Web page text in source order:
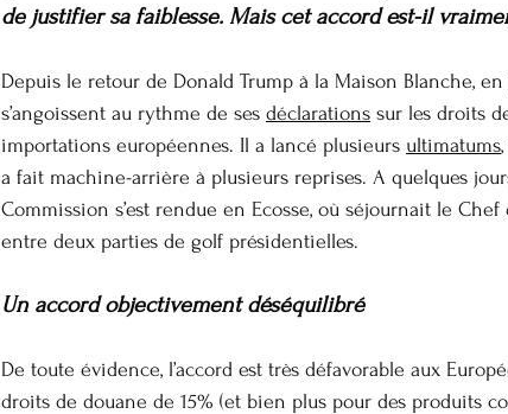
de justifier sa faiblesse. Mais cet accord est-il
Depuis le retour de Donald Trump à la Maison Blanche,
s’angoissent au rythme de ses déclarations sur les droits
importations européennes. Il a lancé plusieurs ultimatums
a fait machine-arrière à plusieurs reprises. A quelques
Commission s’est rendue en Ecosse, où séjournait le
entre deux parties de golf présidentielles.
Un accord objectivement déséquilibré
De toute évidence, l’accord est très défavorable aux
droits de douane de 15% (et bien plus pour des produits